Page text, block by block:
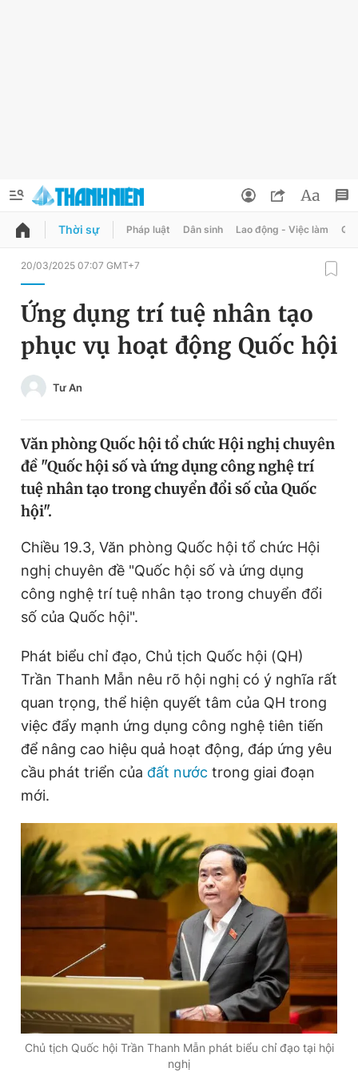
QUẢNG CÁO
Chuyên mục
Chuyên mục khác
Tin thị trường Tin 360
Video
Sản phẩm khác
Tiện ích Bạn cần biết
Thông tin tòa soạn Liên hệ quảng cáo
Đọc Thanh Niên trên điện thoại
Theo dõi báo trên
0906 645 777
Liên hệ quảng cáo
0908 780 404
Đặt báo Quảng cáo RSS Tòa soạn Chính sách bảo
Tổng biên tập: Nguyễn Ngọc Toàn
Phó tổng biên tập thường trực: Hải Thành
Phó tổng biên tập: Lâm Hiếu Dũng
Phó tổng biên tập: Trần Việt Hưng
Tổng thư ký tòa soạn: Đức Trung
Đổi mật khẩu
Tin đã lưu
Tin đã xem
Đăng xuất
Thời sự Pháp luật Dân sinh Lao động - Việc làm
20/03/2025 07:07 GMT+7
Ứng dụng trí tuệ nhân tạo
phục vụ hoạt động Quốc hội
Tư An
Văn phòng Quốc hội tổ chức Hội nghị chuyên
đề "Quốc hội số và ứng dụng công nghệ trí
tuệ nhân tạo trong chuyển đổi số của Quốc
hội".
Chiều 19.3, Văn phòng Quốc hội tổ chức Hội
nghị chuyên đề "Quốc hội số và ứng dụng
công nghệ trí tuệ nhân tạo trong chuyển đổi
số của Quốc hội".
Phát biểu chỉ đạo, Chủ tịch Quốc hội (QH)
Trần Thanh Mẫn nêu rõ hội nghị có ý nghĩa rất
quan trọng, thể hiện quyết tâm của QH trong
việc đẩy mạnh ứng dụng công nghệ tiên tiến
để nâng cao hiệu quả hoạt động, đáp ứng yêu
cầu phát triển của đất nước trong giai đoạn
mới.
Chủ tịch Quốc hội Trần Thanh Mẫn phát biểu chỉ đạo tại hội
nghị